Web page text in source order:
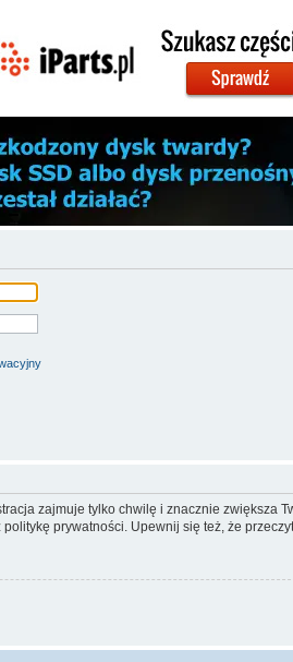
zajmuje tylko chwilę i znacznie zwiększa
prywatności. Upewnij się też, że